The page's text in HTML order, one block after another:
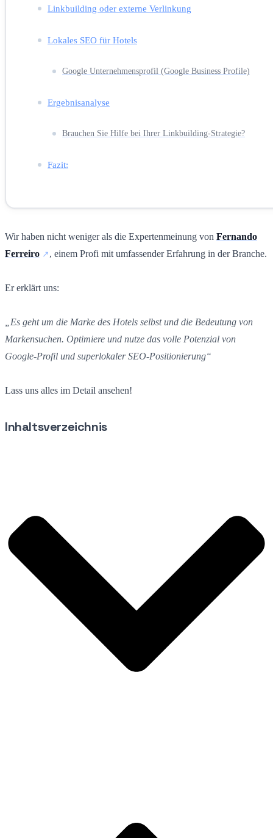
Linkbuilding oder externe Verlinkung
Lokales SEO für Hotels
Google Unternehmensprofil (Google Business Profile)
Ergebnisanalyse
Brauchen Sie Hilfe bei Ihrer Linkbuilding-Strategie?
Fazit:
Wir haben nicht weniger als die Expertenmeinung von Fernando
Ferreiro
, einem Profi mit umfassender Erfahrung in der Branche.
Er erklärt uns:
„Es geht um die Marke des Hotels selbst und die Bedeutung von
Markensuchen. Optimiere und nutze das volle Potenzial von
Google-Profil und superlokaler SEO-Positionierung“
Lass uns alles im Detail ansehen!
Inhaltsverzeichnis